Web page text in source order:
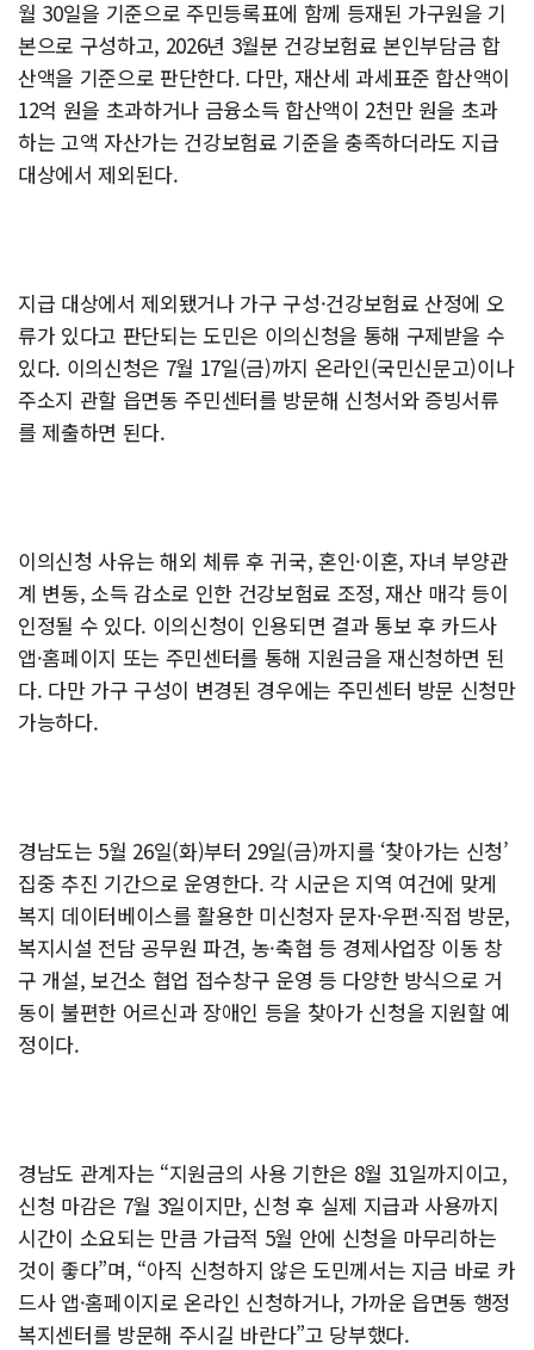
월 30일을 기준으로 주민등록표에 함께 등재된 가구원을 기
본으로 구성하고, 2026년 3월분 건강보험료 본인부담금 합
산액을 기준으로 판단한다. 다만, 재산세 과세표준 합산액이
12억 원을 초과하거나 금융소득 합산액이 2천만 원을 초과
하는 고액 자산가는 건강보험료 기준을 충족하더라도 지급
대상에서 제외된다.
지급 대상에서 제외됐거나 가구 구성·건강보험료 산정에 오
류가 있다고 판단되는 도민은 이의신청을 통해 구제받을 수
있다. 이의신청은 7월 17일(금)까지 온라인(국민신문고)이나
주소지 관할 읍면동 주민센터를 방문해 신청서와 증빙서류
를 제출하면 된다.
이의신청 사유는 해외 체류 후 귀국, 혼인·이혼, 자녀 부양관
계 변동, 소득 감소로 인한 건강보험료 조정, 재산 매각 등이
인정될 수 있다. 이의신청이 인용되면 결과 통보 후 카드사
앱·홈페이지 또는 주민센터를 통해 지원금을 재신청하면 된
다. 다만 가구 구성이 변경된 경우에는 주민센터 방문 신청만
가능하다.
경남도는 5월 26일(화)부터 29일(금)까지를 ‘찾아가는 신청’
집중 추진 기간으로 운영한다. 각 시군은 지역 여건에 맞게
복지 데이터베이스를 활용한 미신청자 문자·우편·직접 방문,
복지시설 전담 공무원 파견, 농·축협 등 경제사업장 이동 창
구 개설, 보건소 협업 접수창구 운영 등 다양한 방식으로 거
동이 불편한 어르신과 장애인 등을 찾아가 신청을 지원할 예
정이다.
경남도 관계자는 “지원금의 사용 기한은 8월 31일까지이고,
신청 마감은 7월 3일이지만, 신청 후 실제 지급과 사용까지
시간이 소요되는 만큼 가급적 5월 안에 신청을 마무리하는
것이 좋다”며, “아직 신청하지 않은 도민께서는 지금 바로 카
드사 앱·홈페이지로 온라인 신청하거나, 가까운 읍면동 행정
복지센터를 방문해 주시길 바란다”고 당부했다.